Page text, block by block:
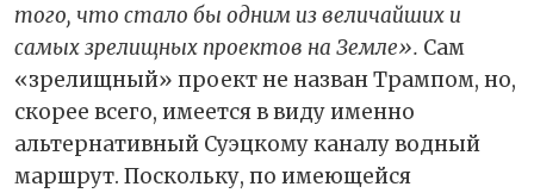
того, что стало бы одним из величайших и
самых зрелищных проектов на Земле». Сам
«зрелищный» проект не назван Трампом, но,
скорее всего, имеется в виду именно
альтернативный Суэцкому каналу водный
маршрут. Поскольку, по имеющейся